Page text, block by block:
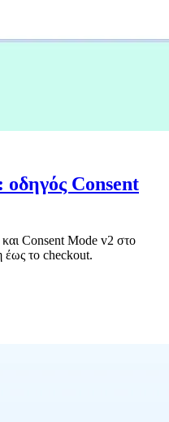
Consent
Consent Mode v2 στο
έως το checkout.